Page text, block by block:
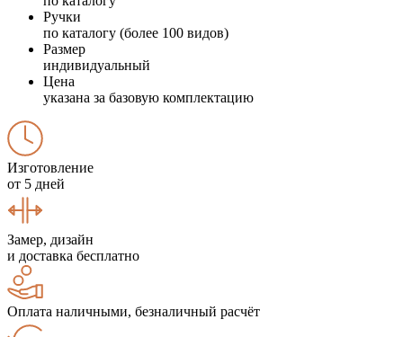
Ручки
по каталогу (более 100 видов)
Размер
индивидуальный
Цена
указана за базовую комплектацию
Изготовление
от 5 дней
Замер, дизайн
и доставка бесплатно
Оплата наличными, безналичный расчёт